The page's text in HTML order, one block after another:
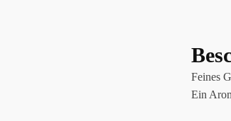
Feines
Ein